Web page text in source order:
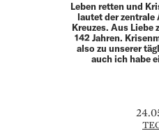
Leben retten und
lautet der zentrale
Kreuzes. Aus Liebe
142 Jahren.
also zu unserer
auch ich habe